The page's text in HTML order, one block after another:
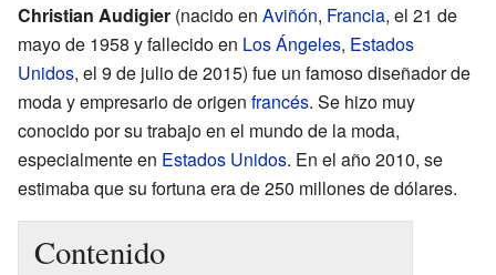
Christian Audigier (nacido en Aviñón, Francia, el 21 de
mayo de 1958 y fallecido en Los Ángeles, Estados
Unidos, el 9 de julio de 2015) fue un famoso diseñador de
moda y empresario de origen francés. Se hizo muy
conocido por su trabajo en el mundo de la moda,
especialmente en Estados Unidos. En el año 2010, se
estimaba que su fortuna era de 250 millones de dólares.
Contenido